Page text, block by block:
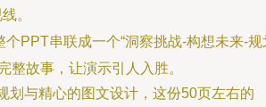
。
个PPT串联成一个“洞察挑战-构想未来-规
整故事，让演示引人入胜。
划与精心的图文设计，这份50页左右的